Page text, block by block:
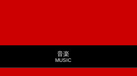
音楽
MUSIC